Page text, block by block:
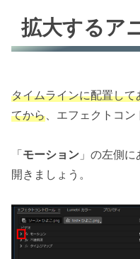
拡大するア
タイムラインに配置し
てから 、エフェクトコ
「モーション 」の左側に
開きましょう。